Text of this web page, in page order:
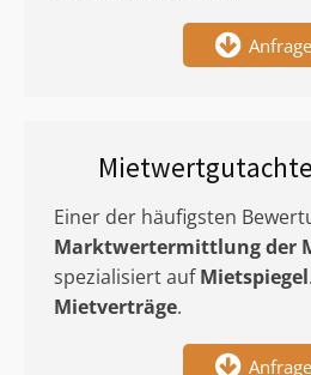
Einer der häufigsten
Marktwertermittlungder
spezialisiert aufMietspiegel
Mietverträge.